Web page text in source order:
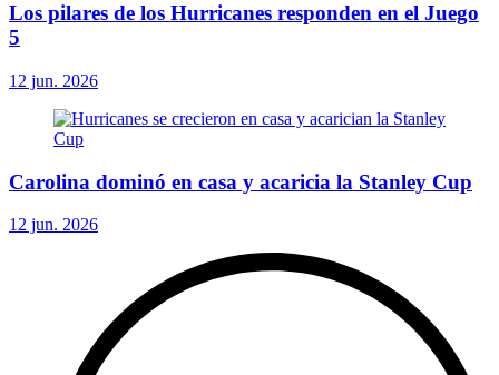
Los pilares de los Hurricanes responden en el Juego
5
12 jun. 2026
Carolina dominó en casa y acaricia la Stanley Cup
12 jun. 2026